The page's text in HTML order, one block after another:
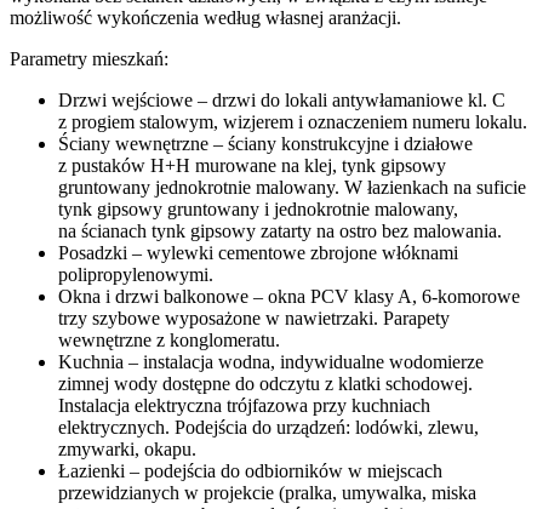
możliwość wykończenia według własnej aranżacji.
Parametry mieszkań:
Drzwi wejściowe – drzwi do lokali antywłamaniowe kl. C
z progiem stalowym, wizjerem i oznaczeniem numeru lokalu.
Ściany wewnętrzne – ściany konstrukcyjne i działowe
z pustaków H+H murowane na klej, tynk gipsowy
gruntowany jednokrotnie malowany. W łazienkach na suficie
tynk gipsowy gruntowany i jednokrotnie malowany,
na ścianach tynk gipsowy zatarty na ostro bez malowania.
Posadzki – wylewki cementowe zbrojone włóknami
polipropylenowymi.
Okna i drzwi balkonowe – okna PCV klasy A, 6-komorowe
trzy szybowe wyposażone w nawietrzaki. Parapety
wewnętrzne z konglomeratu.
Kuchnia – instalacja wodna, indywidualne wodomierze
zimnej wody dostępne do odczytu z klatki schodowej.
Instalacja elektryczna trójfazowa przy kuchniach
elektrycznych. Podejścia do urządzeń: lodówki, zlewu,
zmywarki, okapu.
Łazienki – podejścia do odbiorników w miejscach
przewidzianych w projekcie (pralka, umywalka, miska